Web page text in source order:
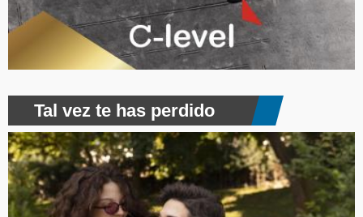
Tal vez te has perdido